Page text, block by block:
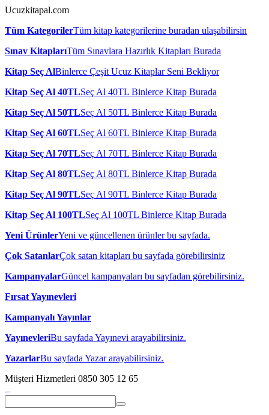
Ucuzkitapal.com
Tüm KategorilerTüm kitap kategorilerine buradan ulaşabilirsin
Sınav KitaplarıTüm Sınavlara Hazırlık Kitapları Burada
Kitap Seç AlBinlerce Çeşit Ucuz Kitaplar Seni Bekliyor
Kitap Seç Al 40TLSeç Al 40TL Binlerce Kitap Burada
Kitap Seç Al 50TLSeç Al 50TL Binlerce Kitap Burada
Kitap Seç Al 60TLSeç Al 60TL Binlerce Kitap Burada
Kitap Seç Al 70TLSeç Al 70TL Binlerce Kitap Burada
Kitap Seç Al 80TLSeç Al 80TL Binlerce Kitap Burada
Kitap Seç Al 90TLSeç Al 90TL Binlerce Kitap Burada
Kitap Seç Al 100TLSeç Al 100TL Binlerce Kitap Burada
Yeni ÜrünlerYeni ve güncellenen ürünler bu sayfada.
Çok SatanlarÇok satan kitapları bu sayfada görebilirsiniz
KampanyalarGüncel kampanyaları bu sayfadan görebilirsiniz.
Fırsat Yayınevleri
Kampanyalı Yayınlar
YayınevleriBu sayfada Yayınevi arayabilirsiniz.
YazarlarBu sayfada Yazar arayabilirsiniz.
Müşteri Hizmetleri 0850 305 12 65